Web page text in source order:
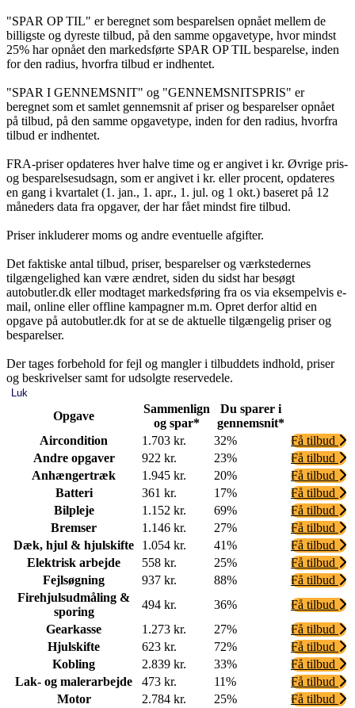
"SPAR OP TIL" er beregnet som besparelsen opnået mellem de
billigste og dyreste tilbud, på den samme opgavetype, hvor mindst
25% har opnået den markedsførte SPAR OP TIL besparelse, inden
for den radius, hvorfra tilbud er indhentet.
"SPAR I GENNEMSNIT" og "GENNEMSNITSPRIS" er
beregnet som et samlet gennemsnit af priser og besparelser opnået
på tilbud, på den samme opgavetype, inden for den radius, hvorfra
tilbud er indhentet.
FRA-priser opdateres hver halve time og er angivet i kr. Øvrige pris-
og besparelsesudsagn, som er angivet i kr. eller procent, opdateres
en gang i kvartalet (1. jan., 1. apr., 1. jul. og 1 okt.) baseret på 12
måneders data fra opgaver, der har fået mindst fire tilbud.
Priser inkluderer moms og andre eventuelle afgifter.
Det faktiske antal tilbud, priser, besparelser og værkstedernes
tilgængelighed kan være ændret, siden du sidst har besøgt
autobutler.dk eller modtaget markedsføring fra os via eksempelvis e-
mail, online eller offline kampagner m.m. Opret derfor altid en
opgave på autobutler.dk for at se de aktuelle tilgængelig priser og
besparelser.
Der tages forbehold for fejl og mangler i tilbuddets indhold, priser
og beskrivelser samt for udsolgte reservedele.
Luk
Opgave
Sammenlign
og spar*
Du sparer i
gennemsnit*
Aircondition
1.703 kr. 32%
Få tilbud
Andre opgaver
922 kr. 23%
Få tilbud
Anhængertræk
1.945 kr. 20%
Få tilbud
Batteri
361 kr. 17%
Få tilbud
Bilpleje
1.152 kr. 69%
Få tilbud
Bremser
1.146 kr. 27%
Få tilbud
Dæk, hjul & hjulskifte
1.054 kr. 41%
Få tilbud
Elektrisk arbejde
558 kr. 25%
Få tilbud
Fejlsøgning
937 kr. 88%
Få tilbud
Firehjulsudmåling &
sporing
494 kr. 36%
Få tilbud
Gearkasse
1.273 kr. 27%
Få tilbud
Hjulskifte
623 kr. 72%
Få tilbud
Kobling
2.839 kr. 33%
Få tilbud
Lak- og malerarbejde
473 kr. 11%
Få tilbud
Motor
2.784 kr. 25%
Få tilbud